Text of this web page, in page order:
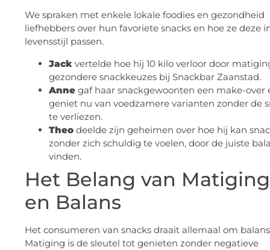
We spraken met enkele lokale foodies en gezondheid
liefhebbers over hun favoriete snacks en hoe ze deze
levensstijl passen.
Jack vertelde hoe hij 10 kilo verloor door
gezondere snackkeuzes bij Snackbar Zaanstad.
Anne gaf haar snackgewoonten een make-over
geniet nu van voedzamere varianten zonder de
te verliezen.
Theo deelde zijn geheimen over hoe hij kan
zonder zich schuldig te voelen, door de juiste
vinden.
Het Belang van Matiging
en Balans
Het consumeren van snacks draait allemaal om
Matiging is de sleutel tot genieten zonder negatieve